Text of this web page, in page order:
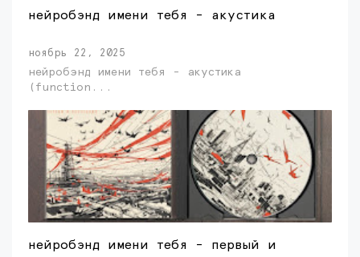
нейробэнд имени тебя - акустика
ноябрь 22, 2025
нейробэнд имени тебя - акустика
(function...
нейробэнд имени тебя - первый и